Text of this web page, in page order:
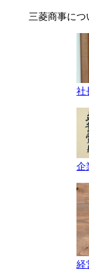
三菱商事につ
社
企
経